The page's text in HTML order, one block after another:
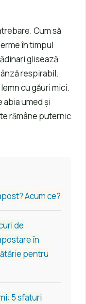
Cum să
în timpul
glisează
respirabil.
cu găuri mici.
abia umed și
rămâne puternic
Acum ce?
de
în
pentru
5 sfaturi